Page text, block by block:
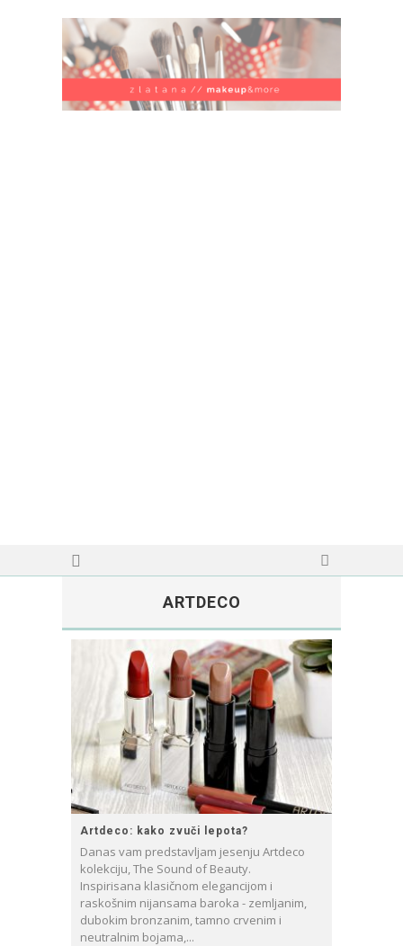
ARTDECO
Artdeco: kako zvuči lepota?
Danas vam predstavljam jesenju Artdeco
kolekciju, The Sound of Beauty.
Inspirisana klasičnom elegancijom i
raskošnim nijansama baroka - zemljanim,
dubokim bronzanim, tamno crvenim i
neutralnim bojama,...